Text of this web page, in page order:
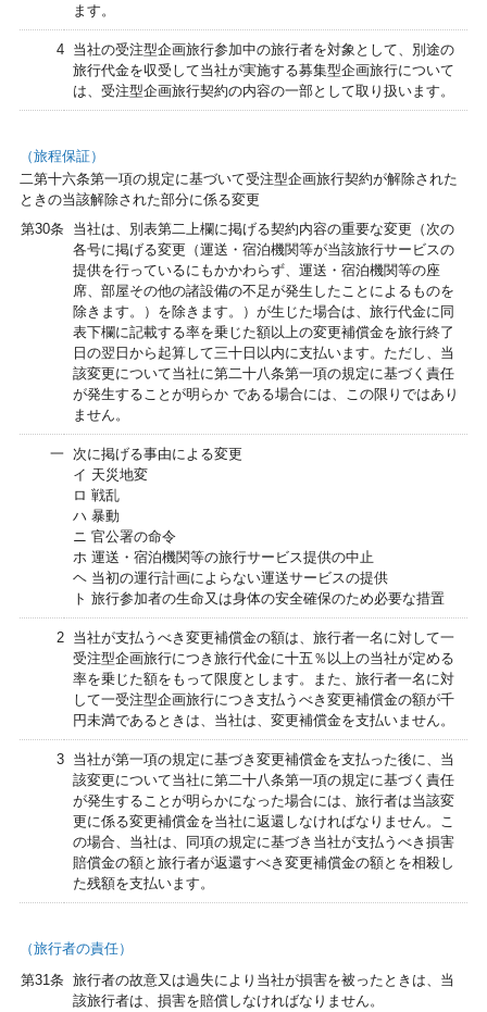
ます。
4
当社の受注型企画旅行参加中の旅行者を対象として、別途の
旅行代金を収受して当社が実施する募集型企画旅行について
は、受注型企画旅行契約の内容の一部として取り扱います。
（旅程保証）
二第十六条第一項の規定に基づいて受注型企画旅行契約が解除された
ときの当該解除された部分に係る変更
第30条
当社は、別表第二上欄に掲げる契約内容の重要な変更（次の
各号に掲げる変更（運送・宿泊機関等が当該旅行サービスの
提供を行っているにもかかわらず、運送・宿泊機関等の座
席、部屋その他の諸設備の不足が発生したことによるものを
除きます。）を除きます。）が生じた場合は、旅行代金に同
表下欄に記載する率を乗じた額以上の変更補償金を旅行終了
日の翌日から起算して三十日以内に支払います。ただし、当
該変更について当社に第二十八条第一項の規定に基づく責任
が発生することが明らか である場合には、この限りではあり
ません。
一 次に掲げる事由による変更
イ 天災地変
ロ 戦乱
ハ 暴動
ニ 官公署の命令
ホ 運送・宿泊機関等の旅行サービス提供の中止
ヘ 当初の運行計画によらない運送サービスの提供
ト 旅行参加者の生命又は身体の安全確保のため必要な措置
2
当社が支払うべき変更補償金の額は、旅行者一名に対して一
受注型企画旅行につき旅行代金に十五％以上の当社が定める
率を乗じた額をもって限度とします。また、旅行者一名に対
して一受注型企画旅行につき支払うべき変更補償金の額が千
円未満であるときは、当社は、変更補償金を支払いません。
3
当社が第一項の規定に基づき変更補償金を支払った後に、当
該変更について当社に第二十八条第一項の規定に基づく責任
が発生することが明らかになった場合には、旅行者は当該変
更に係る変更補償金を当社に返還しなければなりません。こ
の場合、当社は、同項の規定に基づき当社が支払うべき損害
賠償金の額と旅行者が返還すべき変更補償金の額とを相殺し
た残額を支払います。
（旅行者の責任）
第31条 旅行者の故意又は過失により当社が損害を被ったときは、当
該旅行者は、損害を賠償しなければなりません。